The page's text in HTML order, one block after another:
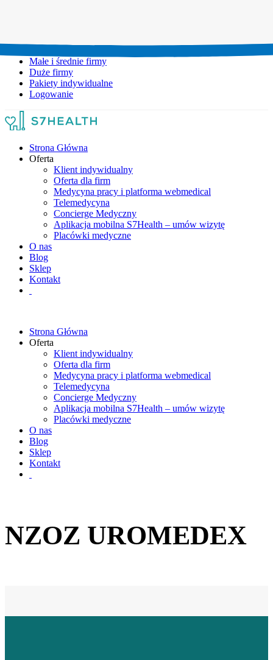
Małe i średnie firmy
Duże firmy
Pakiety indywidualne
Logowanie
Strona Główna
Oferta
Klient indywidualny
Oferta dla firm
Medycyna pracy i platforma webmedical
Telemedycyna
Concierge Medyczny
Aplikacja mobilna S7Health – umów wizytę
Placówki medyczne
O nas
Blog
Sklep
Kontakt
Strona Główna
Oferta
Klient indywidualny
Oferta dla firm
Medycyna pracy i platforma webmedical
Telemedycyna
Concierge Medyczny
Aplikacja mobilna S7Health – umów wizytę
Placówki medyczne
O nas
Blog
Sklep
Kontakt
NZOZ UROMEDEX